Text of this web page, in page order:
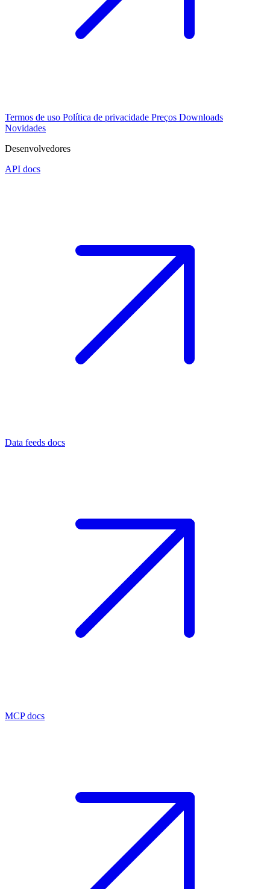
Termos de uso Política de privacidade Preços Downloads
Novidades
Desenvolvedores
API docs
Data feeds docs
MCP docs